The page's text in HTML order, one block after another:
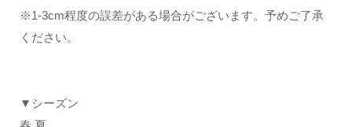
※1-3cm程度の誤差がある場合がございます。予めご了承
ください。
▼シーズン